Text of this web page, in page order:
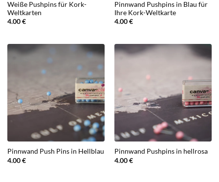
Weiße Pushpins für Kork-
Weltkarten
4.00€
Pinnwand Pushpins in Blau für
Ihre Kork-Weltkarte
4.00€
Pinnwand Push Pins in Hellblau
4.00€
Pinnwand Pushpins in hellrosa
4.00€